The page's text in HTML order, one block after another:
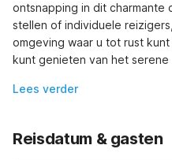
ontsnapping in dit charmante
stellen of individuele
omgeving waar u tot rust
kunt genieten van het
Lees verder
Reisdatum & gasten